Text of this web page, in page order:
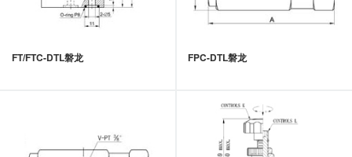
FT/FTC-DTL磐龙 FPC-DTL磐龙